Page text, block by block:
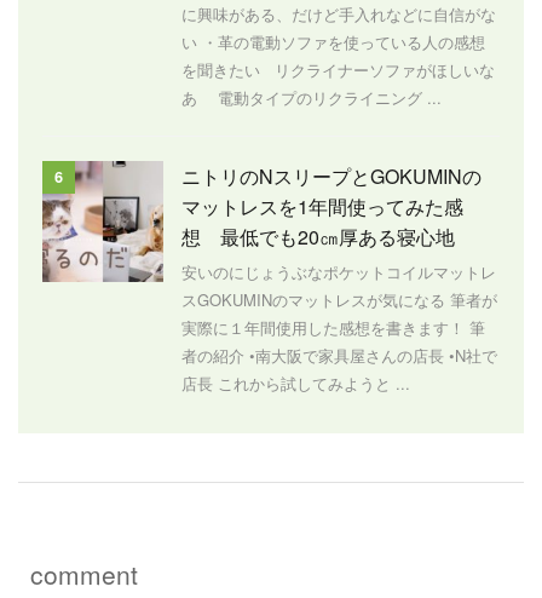
に興味がある、だけど手入れなどに自信がな
い ・革の電動ソファを使っている人の感想
を聞きたい リクライナーソファがほしいな
あ 電動タイプのリクライニング ...
6
ニトリのNスリープとGOKUMINの
マットレスを1年間使ってみた感
想 最低でも20㎝厚ある寝心地
安いのにじょうぶなポケットコイルマットレ
スGOKUMINのマットレスが気になる 筆者が
実際に１年間使用した感想を書きます！ 筆
者の紹介 •南大阪で家具屋さんの店長 •N社で
店長 これから試してみようと ...
comment